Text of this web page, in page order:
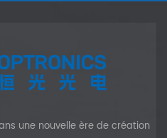
une nouvelle ère de création